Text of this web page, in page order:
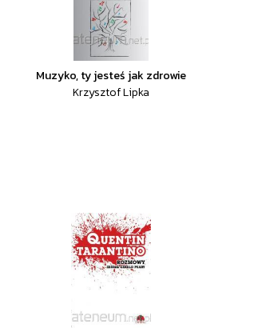
Muzyko, ty jesteś jak zdrowie
Krzysztof Lipka